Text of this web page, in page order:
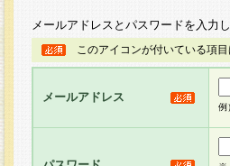
メールアドレスとパスワードを入力
このアイコンが付いている項
メールアドレス
例